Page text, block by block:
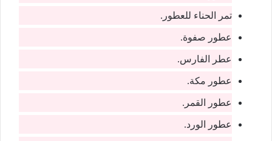
تمر الحناء للعطور.
عطور صفوة.
عطر الفارس.
عطور مكة.
عطور القمر.
عطور الورد.